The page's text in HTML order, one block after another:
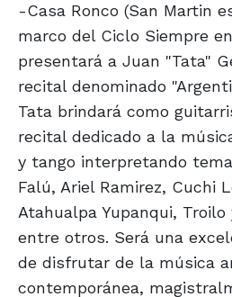
-Casa Ronco (San Martin
marco del Ciclo Siempre
presentará a Juan "Tata"
recital denominado
Tata brindará como
recital dedicado a la
y tango interpretando
Falú, Ariel Ramirez, Cuchi
Atahualpa Yupanqui, Troilo
entre otros. Será una
de disfrutar de la música
contemporánea,